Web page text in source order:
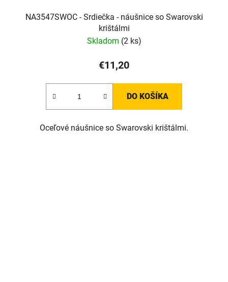
NA3547SWOC - Srdiečka - náušnice so Swarovski
krištálmi
Skladom (2 ks)
€11,20
DO KOŠÍKA
Oceľové náušnice so Swarovski krištálmi.